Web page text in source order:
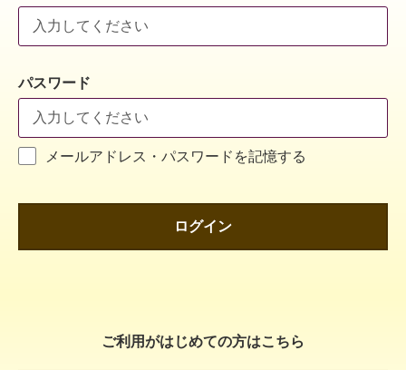
パスワード
メールアドレス・パスワードを記憶する
ログイン
ご利用がはじめての方はこちら